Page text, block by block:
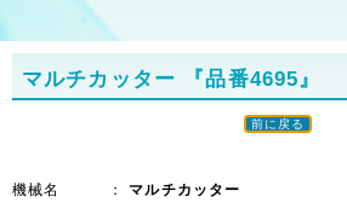
マルチカッター 『品番4695』
前に戻る
機械名 ： マルチカッター